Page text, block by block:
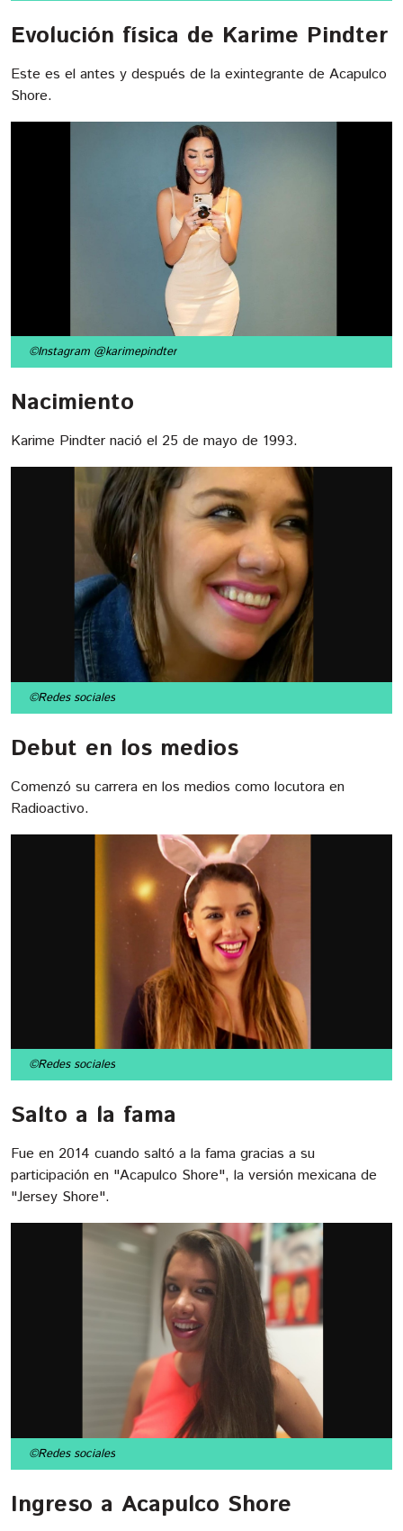
Evolución física de Karime Pindter
Este es el antes y después de la exintegrante de Acapulco
Shore.
©Instagram @karimepindter
Nacimiento
Karime Pindter nació el 25 de mayo de 1993.
©Redes sociales
Debut en los medios
Comenzó su carrera en los medios como locutora en
Radioactivo.
©Redes sociales
Salto a la fama
Fue en 2014 cuando saltó a la fama gracias a su
participación en "Acapulco Shore", la versión mexicana de
"Jersey Shore".
©Redes sociales
Ingreso a Acapulco Shore